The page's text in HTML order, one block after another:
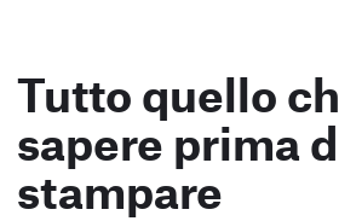
Tutto quello
sapere prima
stampare